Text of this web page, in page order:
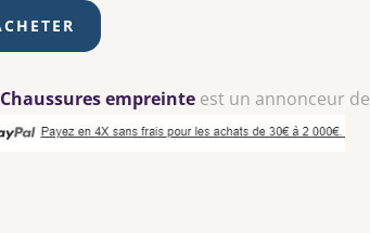
Chaussures empreinte est un annonceur de